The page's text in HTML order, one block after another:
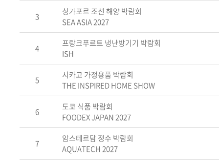
3
싱가포르 조선 해양 박람회
SEA ASIA 2027
4
프랑크푸르트 냉난방기기 박람회
ISH
5
시카고 가정용품 박람회
THE INSPIRED HOME SHOW
6
도쿄 식품 박람회
FOODEX JAPAN 2027
7
암스테르담 정수 박람회
AQUATECH 2027